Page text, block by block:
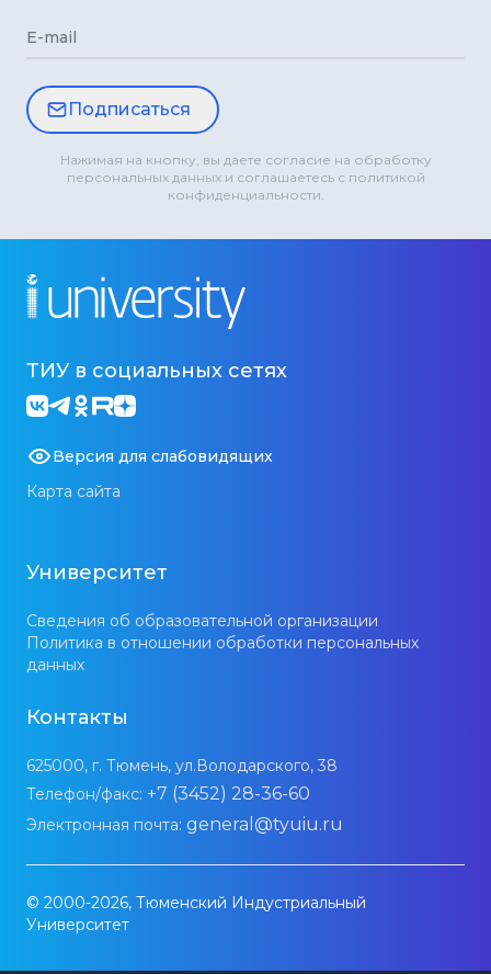
E-mail
Подписаться
Нажимая на кнопку, вы даете согласие на обработку
персональных данных и соглашаетесь с политикой
конфиденциальности.
ТИУ в социальных сетях
Версия для слабовидящих
Карта сайта
Университет
Сведения об образовательной организации
Политика в отношении обработки персональных
данных
Контакты
625000, г. Тюмень, ул.Володарского, 38
Телефон/факс: +7 (3452) 28-36-60
Электронная почта: general@tyuiu.ru
© 2000-2026, Тюменский Индустриальный
Университет